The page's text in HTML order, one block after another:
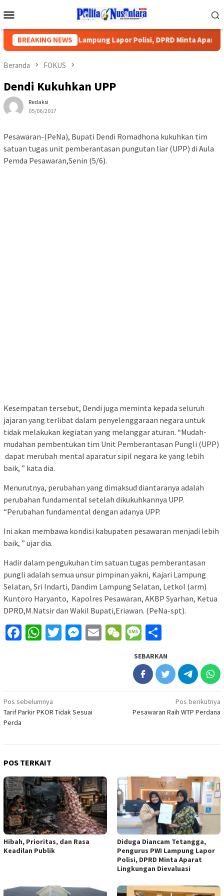
ke
Mobile
BREAKING NEWS
Pengurus PWI Lampung Lapor Polisi, DPRD Minta Aparat
Beranda FOKUS
Dendi Kukuhkan UPP
Redaksi
05/06/2017
Pesawaran-(PeNa), Bupati Dendi Romadhona kukuhkan tim
satuan tugas unit pemberantasan pungutan liar (UPP) di Aula
Pemda Pesawaran,Senin (5/6).
Kesempatan tersebut, Dendi juga meminta kepada seluruh
jajaran yang terlibat dalam penyelenggaraan negara untuk
tidak melakukan kegiatan yang melanggar aturan. “Mudah-
mudahan pembentukan tim Unit Pemberantasan Pungli (UPP)
dapat merubah mental aparatur sipil negara ke yang lebih
baik, ” kata dia.
Menurutnya, perubahan yang dimaksud diantaranya adalah
perubahan fundamental setelah dikukuhkannya UPP.
“Perubahan fundamental dengan adanya UPP.
Ini akan membawa kondisi kabupaten pesawaran menjadi lebih
baik, ” ujar dia.
Hadir dalam pengukuhan tim satuan tugas pemberantasan
pungli adalah semua unsur pimpinan yakni, Kajari Lampung
Selatan, Sri Indarti, Dandim Lampung Selatan, Letkol (arm)
Kuntoro Haryanto, Kapolres Pesawaran, AKBP Syarhan, Ketua
DPRD,M.Natsir dan Wakil Bupati,Eriawan. (PeNa-spt).
Facebook
WhatsApp
Twitter
Messenger
EmailWeChatMessage
SEBARKAN
Navigasi
pos
Pos sebelumnya
Tarif Parkir PKOR Tidak Sesuai
Perda
Pos berikutnya
Pesawaran Raih WTP Perdana
POS TERKAIT
Hibah, Prioritas, dan Rasa
Keadilan Publik
Diduga Diancam Tetangga,
Pengurus PWI Lampung Lapor
Polisi, DPRD Minta Aparat
Lingkungan Dievaluasi